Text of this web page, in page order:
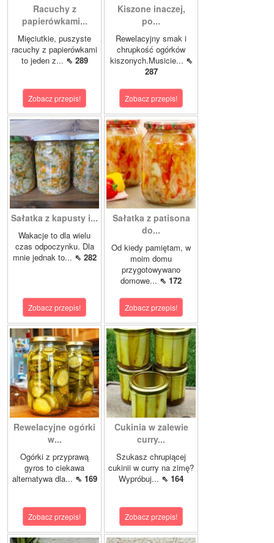
Racuchy z
papierówkami...
Mięciutkie, puszyste
racuchy z papierówkami
to jeden z... ⇖ 289
Zobacz przepis!
Kiszone inaczej,
po...
Rewelacyjny smak i
chrupkość ogórków
kiszonych.Musicie... ⇖
287
Zobacz przepis!
Sałatka z kapusty i...
Wakacje to dla wielu
czas odpoczynku. Dla
mnie jednak to... ⇖ 282
Zobacz przepis!
Sałatka z patisona
do...
Od kiedy pamiętam, w
moim domu
przygotowywano
domowe... ⇖ 172
Zobacz przepis!
Rewelacyjne ogórki
w...
Ogórki z przyprawą
gyros to ciekawa
alternatywa dla... ⇖ 169
Zobacz przepis!
Cukinia w zalewie
curry...
Szukasz chrupiącej
cukinii w curry na zimę?
Wypróbuj... ⇖ 164
Zobacz przepis!